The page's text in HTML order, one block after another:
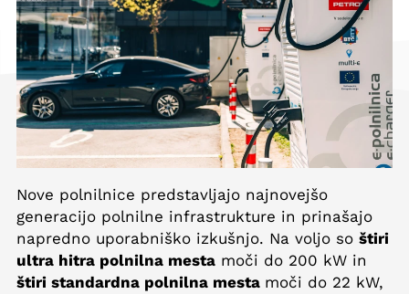
Nove polnilnice predstavljajo najnovejšo
generacijo polnilne infrastrukture in prinašajo
napredno uporabniško izkušnjo. Na voljo so štiri
ultra hitra polnilna mesta moči do 200 kW in
štiri standardna polnilna mesta moči do 22 kW,